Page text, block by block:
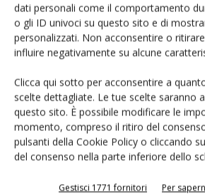
dati personali come il comportamento
o gli ID univoci su questo sito e di
personalizzati. Non acconsentire o
influire negativamente su alcune
Clicca qui sotto per acconsentire a
scelte dettagliate. Le tue scelte saranno
questo sito. È possibile modificare le
momento, compreso il ritiro del
pulsanti della Cookie Policy o cliccando
del consenso nella parte inferiore dello
Gestisci 1771 fornitori Per
Pircher lancia Saure
liquore all’anguria
F.lli Orsero lancia il
Dem (Gros-Selex): il